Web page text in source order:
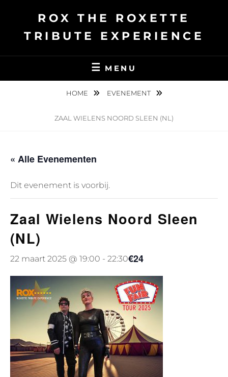
ROX THE ROXETTE
TRIBUTE EXPERIENCE
MENU
HOME EVENEMENT
ZAAL WIELENS NOORD SLEEN (NL)
« Alle Evenementen
Dit evenement is voorbij.
Zaal Wielens Noord Sleen
(NL)
22 maart 2025 @ 19:00 - 22:30€24